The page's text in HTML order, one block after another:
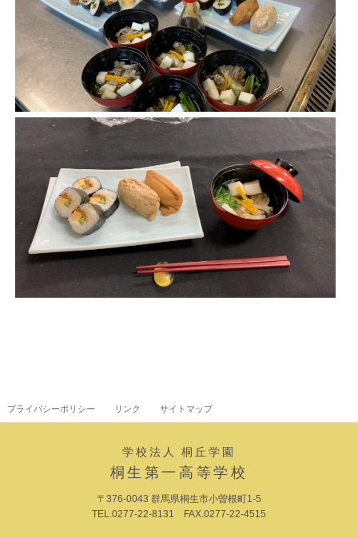
プライバシーポリシー リンク サイトマップ
学校法人 桐丘学園
桐生第一高等学校
〒376-0043 群馬県桐生市小曽根町1-5
TEL.0277-22-8131 FAX.0277-22-4515